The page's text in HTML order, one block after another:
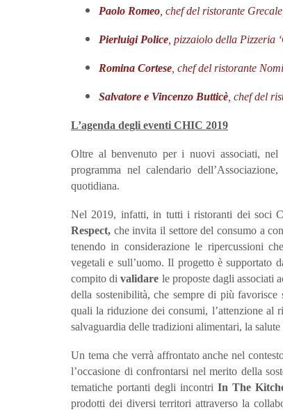
Paolo Romeo , chef del ristorante
Pierluigi Police , pizzaiolo della Pizzeria
Romina Cortese , chef del ristorante
Salvatore e Vincenzo Butticè , chef del
L’agenda degli eventi CHIC 2019
Oltre al benvenuto per i nuovi associati, nel
programma nel calendario
quotidiana.
Nel 2019, infatti, in tutti i ristoranti dei soci
Respect, che invita il settore del consumo a
tenendo in considerazione le ripercussioni
vegetali e sull’uomo. Il progetto è supportato
compito divalidare le proposte dagli associati
della sostenibilità, che sempre di più favorisce
quali la riduzione dei consumi, l’attenzione al
salvaguardia delle tradizioni alimentari, la
Un tema che verrà affrontato anche nel
l’occasione di confrontarsi nel merito della
tematiche portanti degli incontri In The
prodotti dei diversi territori attraverso la